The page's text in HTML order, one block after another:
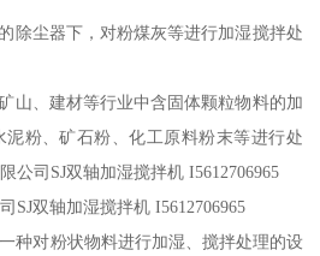
除尘器下，对粉煤灰等进行加湿搅拌处
山、建材等行业中含固体颗粒物料的加
粉、矿石粉、化工原料粉末等进行处
公司SJ双轴加湿搅拌机 I5612706965
SJ双轴加湿搅拌机 I5612706965
种对粉状物料进行加湿、搅拌处理的设